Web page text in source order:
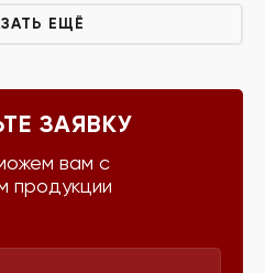
ЕЩЁ
ЗАЯВКУ
вам с
продукции